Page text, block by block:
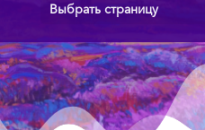
Выбрать страницу